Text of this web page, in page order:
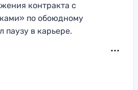
контракта с
по обоюдному
паузу в карьере.